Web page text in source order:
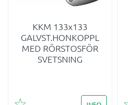
KKM 133x133
GALVST.HONKOPPL
MED RÖRSTOSFÖR
SVETSNING